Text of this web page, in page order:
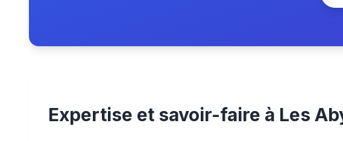
Expertise et savoir-faire à Les